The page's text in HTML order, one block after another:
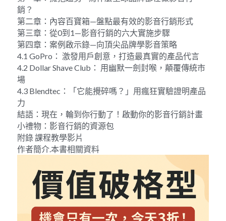
銷？
第二章：內容百寶箱—盤點最有效的影音行銷形式
第三章：從0到1—影音行銷的六大實施步驟
第四章：案例啟示錄—向頂尖品牌學影音策略
4.1 GoPro： 激發用戶創意，打造最真實的產品代言
4.2 Dollar Shave Club： 用幽默一劍封喉，顛覆傳統市
場
4.3 Blendtec：「它能攪碎嗎？」用瘋狂實驗證明產品
力
結語：現在，輪到你行動了！啟動你的影音行銷計畫
小禮物：影音行銷的資源包
附錄 課程教學影片
作者簡介.本書相關資料